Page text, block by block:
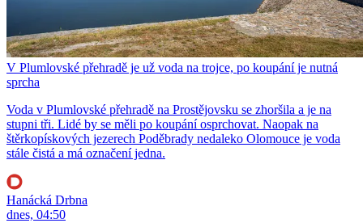
V Plumlovské přehradě je už voda na trojce, po koupání je nutná
sprcha
Voda v Plumlovské přehradě na Prostějovsku se zhoršila a je na
stupni tři. Lidé by se měli po koupání osprchovat. Naopak na
štěrkopískových jezerech Poděbrady nedaleko Olomouce je voda
stále čistá a má označení jedna.
Hanácká Drbna
dnes, 04:50